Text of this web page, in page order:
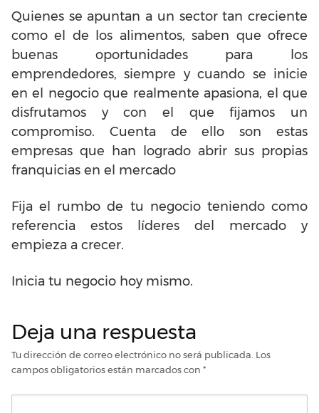
Quienes se apuntan a un sector tan creciente
como el de los alimentos, saben que ofrece
buenas oportunidades para los
emprendedores, siempre y cuando se inicie
en el negocio que realmente apasiona, el que
disfrutamos y con el que fijamos un
compromiso. Cuenta de ello son estas
empresas que han logrado abrir sus propias
franquicias en el mercado
Fija el rumbo de tu negocio teniendo como
referencia estos líderes del mercado y
empieza a crecer.
Inicia tu negocio hoy mismo.
Deja una respuesta
Tu dirección de correo electrónico no será publicada. Los
campos obligatorios están marcados con *